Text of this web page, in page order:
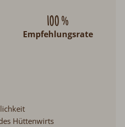
100 %
Empfehlungsrate
Hüttenwirts